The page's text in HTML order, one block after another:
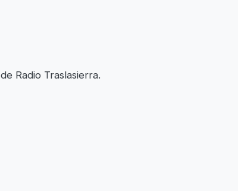
de Radio Traslasierra.